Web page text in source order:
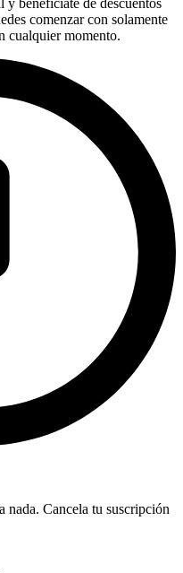
comenzar con solamente
cualquier momento.
nada. Cancela tu suscripción